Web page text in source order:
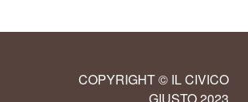
COPYRIGHT © IL CIVICO
GIUSTO 2023